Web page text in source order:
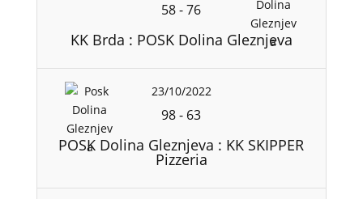
58-76
KK Brda : POSK Dolina Gleznjeva
23/10/2022
98- 63
POSK Dolina Gleznjeva : KK SKIPPER
Pizzeria